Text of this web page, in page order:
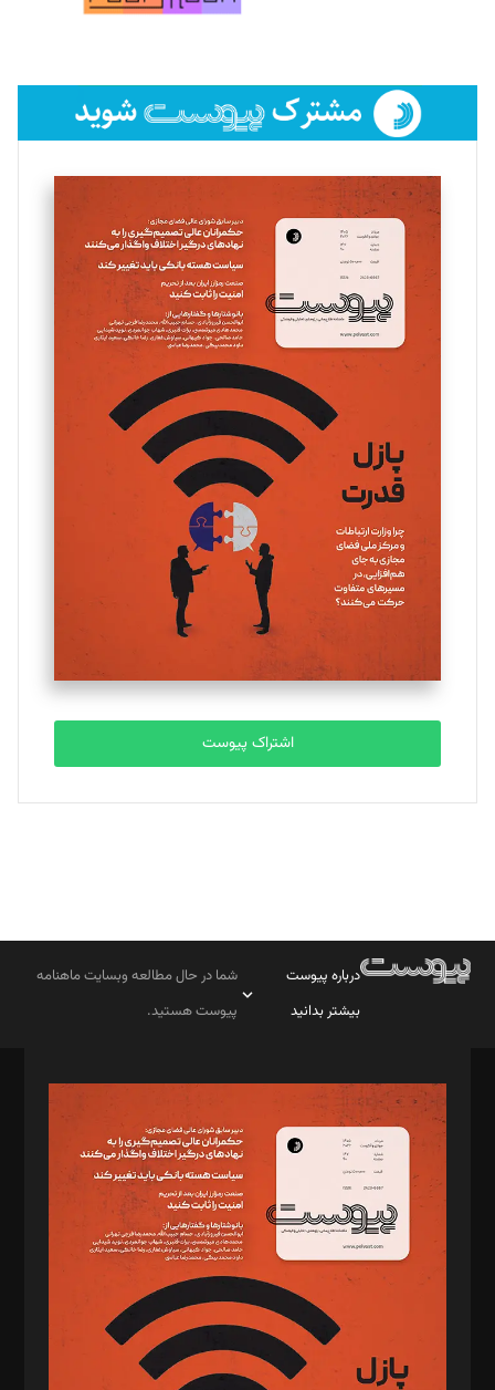
اشتراک پیوست
درباره پیوست
بیشتر بدانید
شما در حال مطالعه وبسایت ماهنامه
پیوست هستید.
مدیر مسئول: محمدباقر اثنی‌عشری
سردبیر: مهرک محمودی
دبیر تحریریه: میثم قاسمی
د‌بیر ناداستان: سمانه سمیع
د‌بیر خدمت و تجارت: ابوالفضل رجبی
د‌بیر حقوق فناوری: حسام‌الدین ایپکچی
د‌بیر پیوست جهان: مینا پاکدل
د‌بیر تحریریه آنلاین: بابک نقاش
تحریریه‌: مجتبی محمود‌ی، آرش برهمند، یسنا امان‌پور، سروش کرمیان،
مصطفی مسجدی آرانی، ابوالفضل رجبی، زهرا فکرانه، فائزه فتحی